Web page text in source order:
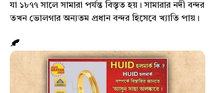
যা ১৮৭৭ সালে সামারা পর্যন্ত বিস্তৃত হয়। সামারার নদী বন্দর
তখন ভোলগার অন্যতম প্রধান বন্দর হিসেবে খ্যাতি পায়।
🍂